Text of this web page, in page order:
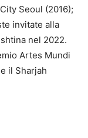
Seoul (2016);
invitate alla
nel 2022.
Artes Mundi
il Sharjah